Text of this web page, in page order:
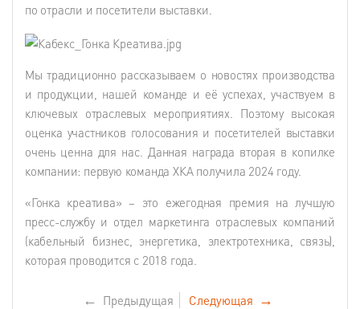
по отрасли и посетители выставки.
Мы традиционно рассказываем о новостях производства
и продукции, нашей команде и её успехах, участвуем в
ключевых отраслевых мероприятиях. Поэтому высокая
оценка участников голосования и посетителей выставки
очень ценна для нас. Данная награда вторая в копилке
компании: первую команда ХКА получила 2024 году.
«Гонка креатива» – это ежегодная премия на лучшую
пресс-службу и отдел маркетинга отраслевых компаний
(кабельный бизнес, энергетика, электротехника, связь),
которая проводится с 2018 года.
← Предыдущая Следующая →